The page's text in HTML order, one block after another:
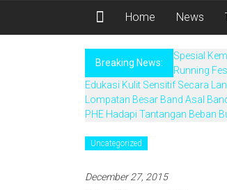
Home News
Breaking News:
Spesial
Running
Edukasi Kulit Sensitif Secara
Lompatan Besar Band Asal
PHE Hadapi Tantangan Beban
Uncategorized
December 27, 2015